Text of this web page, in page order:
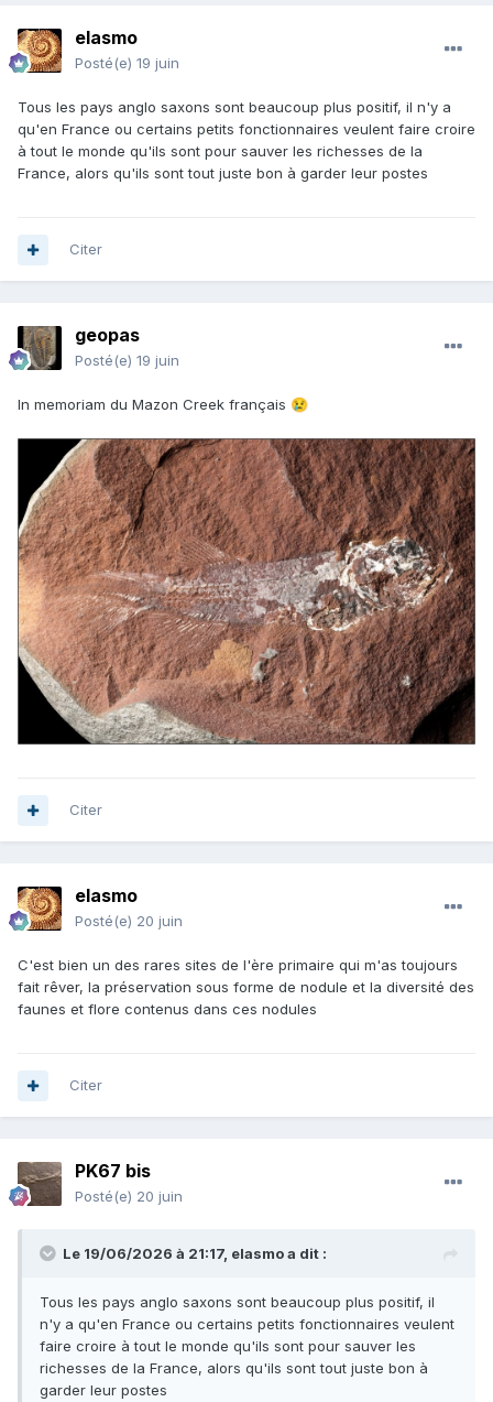
elasmo
Posté(e) 19 juin
Tous les pays anglo saxons sont beaucoup plus positif, il n'y a
qu'en France ou certains petits fonctionnaires veulent faire croire
à tout le monde qu'ils sont pour sauver les richesses de la
France, alors qu'ils sont tout juste bon à garder leur postes
Citer
geopas
Posté(e) 19 juin
In memoriam du Mazon Creek français 😢
Citer
elasmo
Posté(e) 20 juin
C'est bien un des rares sites de l'ère primaire qui m'as toujours
fait rêver, la préservation sous forme de nodule et la diversité des
faunes et flore contenus dans ces nodules
Citer
PK67 bis
Posté(e) 20 juin
Le 19/06/2026 à 21:17, elasmoa dit :
Tous les pays anglo saxons sont beaucoup plus positif, il
n'y a qu'en France ou certains petits fonctionnaires veulent
faire croire à tout le monde qu'ils sont pour sauver les
richesses de la France, alors qu'ils sont tout juste bon à
garder leur postes